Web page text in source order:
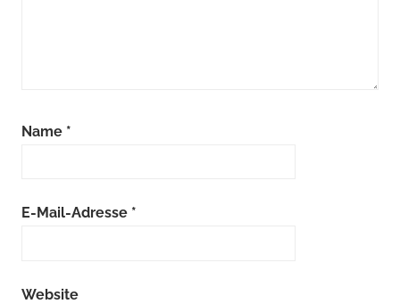
Name *
E-Mail-Adresse *
Website